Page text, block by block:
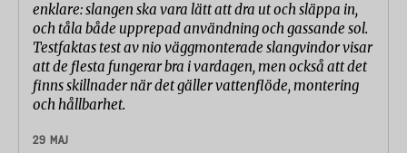
prickar.
Ångkapacitet
Varje strykjärn ställdes in på tre prickar och maximal
ångnivå. Vattenbehållaren fylldes till max. Därefter
strykjärnet före och efter en minuts användning.
enklare: slangen ska vara lätt att dra ut och släppa in,
och tåla både upprepad användning och gassande sol.
Testfaktas test av nio väggmonterade slangvindor visar
att de flesta fungerar bra i vardagen, men också att det
finns skillnader när det gäller vattenflöde, montering
och hållbarhet.
29 MAJ